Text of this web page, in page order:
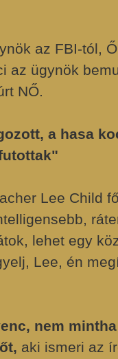
az FBI-tól,
az ügynök
NŐ.
a hasa
Lee Child
lehet egy
Lee, én
nem
aki ismeri az